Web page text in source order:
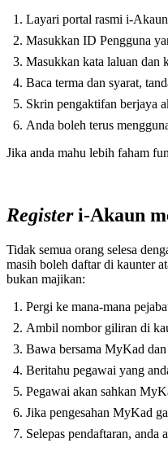
Layari portal rasmi i-
Masukkan ID Pengguna
Masukkan kata laluan dan
Baca terma dan syarat,
Skrin pengaktifan berjaya
Anda boleh terus
Jika anda mahu lebih faham
Registeri-Akaun
Tidak semua orang selesa
masih boleh daftar di kaunter
bukan majikan:
Pergi ke mana-mana
Ambil nombor giliran di
Bawa bersama MyKad
Beritahu pegawai yang
Pegawai akan sahkan
Jika pengesahan MyKad
Selepas pendaftaran,